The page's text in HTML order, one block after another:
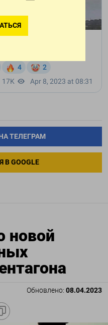
ТЕЛЕГРАМ
GOOGLE
новой
Обновлено: 08.04.2023